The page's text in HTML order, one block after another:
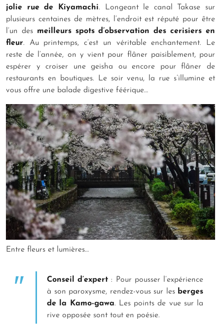
jolie rue de Kiyamachi. Longeant le canal Takase sur
plusieurs centaines de mètres, l’endroit est réputé pour être
l’un des meilleurs spots d’observation des cerisiers en
fleur. Au printemps, c’est un véritable enchantement. Le
reste de l’année, on y vient pour flâner paisiblement, pour
espérer y croiser une geisha ou encore pour flâner de
restaurants en boutiques. Le soir venu, la rue s’illumine et
vous offre une balade digestive féérique…
Entre fleurs et lumières…
Conseil d’expert : Pour pousser l’expérience
à son paroxysme, rendez-vous sur les berges
de la Kamo-gawa. Les points de vue sur la
rive opposée sont tout en poésie.